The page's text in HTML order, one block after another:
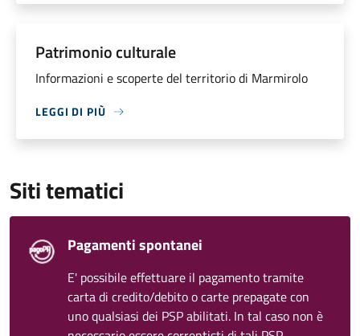
Patrimonio culturale
Informazioni e scoperte del territorio di Marmirolo
LEGGI DI PIÙ
Siti tematici
Pagamenti spontanei
E' possibile effettuare il pagamento tramite
carta di credito/debito o carte prepagate con
uno qualsiasi dei PSP abilitati. In tal caso non è